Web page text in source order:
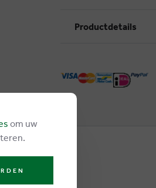
Productdetails
om uw